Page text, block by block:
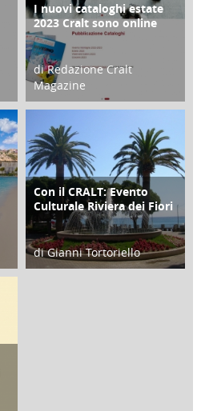
CONTRO COPERTINA
I nuovi cataloghi estate
2023 Cralt sono online
di Redazione Cralt
Magazine
07 Marzo 2023
ATTIVITÀ
Con il CRALT: Evento
Culturale Riviera dei Fiori
di Gianni Tortoriello